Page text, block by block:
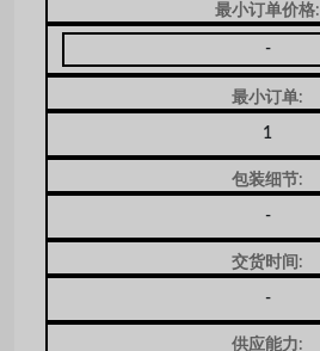
最小订单价格:
-
最小订单:
1
包装细节:
-
交货时间:
-
供应能力: